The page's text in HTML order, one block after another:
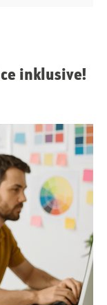
inklusive!